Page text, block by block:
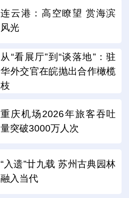
连云港：高空瞭望 赏海滨
风光
从“看展厅”到“谈落地”：驻
华外交官在皖抛出合作橄榄
枝
重庆机场2026年旅客吞吐
量突破3000万人次
“入遗”廿九载 苏州古典园林
融入当代